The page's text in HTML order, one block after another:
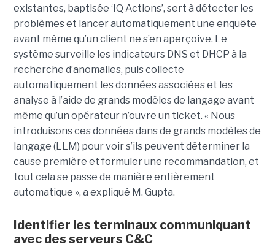
existantes, baptisée ‘IQ Actions’, sert à détecter les
problèmes et lancer automatiquement une enquête
avant même qu’un client ne s’en aperçoive. Le
système surveille les indicateurs DNS et DHCP à la
recherche d’anomalies, puis collecte
automatiquement les données associées et les
analyse à l’aide de grands modèles de langage avant
même qu’un opérateur n’ouvre un ticket. « Nous
introduisons ces données dans de grands modèles de
langage (LLM) pour voir s’ils peuvent déterminer la
cause première et formuler une recommandation, et
tout cela se passe de manière entièrement
automatique », a expliqué M. Gupta.
Identifier les terminaux communiquant
avec des serveurs C&C